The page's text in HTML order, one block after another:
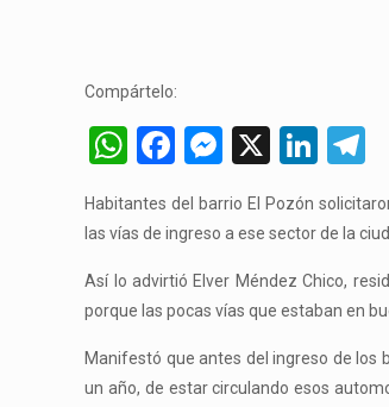
Compártelo:
WhatsApp
Facebook
Messenger
X
Habitantes del barrio El Pozón
las vías de ingreso a ese sector de la
Así lo advirtió Elver Méndez Chico,
porque las pocas vías que estaban en
Manifestó que antes del ingreso de los
un año, de estar circulando esos